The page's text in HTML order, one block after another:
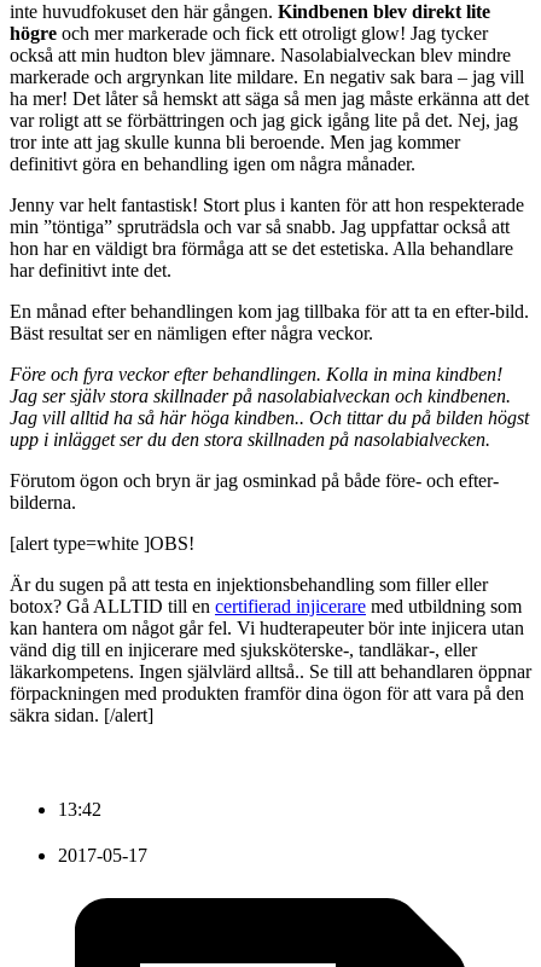
inte huvudfokuset den här gången. Kindbenen blev direkt lite
högre och mer markerade och fick ett otroligt glow! Jag tycker
också att min hudton blev jämnare. Nasolabialveckan blev mindre
markerade och argrynkan lite mildare. En negativ sak bara – jag vill
ha mer! Det låter så hemskt att säga så men jag måste erkänna att det
var roligt att se förbättringen och jag gick igång lite på det. Nej, jag
tror inte att jag skulle kunna bli beroende. Men jag kommer
definitivt göra en behandling igen om några månader.
Jenny var helt fantastisk! Stort plus i kanten för att hon respekterade
min ”töntiga” spruträdsla och var så snabb. Jag uppfattar också att
hon har en väldigt bra förmåga att se det estetiska. Alla behandlare
har definitivt inte det.
En månad efter behandlingen kom jag tillbaka för att ta en efter-bild.
Bäst resultat ser en nämligen efter några veckor.
Före och fyra veckor efter behandlingen. Kolla in mina kindben!
Jag ser själv stora skillnader på nasolabialveckan och kindbenen.
Jag vill alltid ha så här höga kindben.. Och tittar du på bilden högst
upp i inlägget ser du den stora skillnaden på nasolabialvecken.
Förutom ögon och bryn är jag osminkad på både före- och efter-
bilderna.
[alert type=white ]OBS!
Är du sugen på att testa en injektionsbehandling som filler eller
botox? Gå ALLTID till en certifierad injicerare med utbildning som
kan hantera om något går fel. Vi hudterapeuter bör inte injicera utan
vänd dig till en injicerare med sjuksköterske-, tandläkar-, eller
läkarkompetens. Ingen självlärd alltså.. Se till att behandlaren öppnar
förpackningen med produkten framför dina ögon för att vara på den
säkra sidan. [/alert]
13:42
2017-05-17